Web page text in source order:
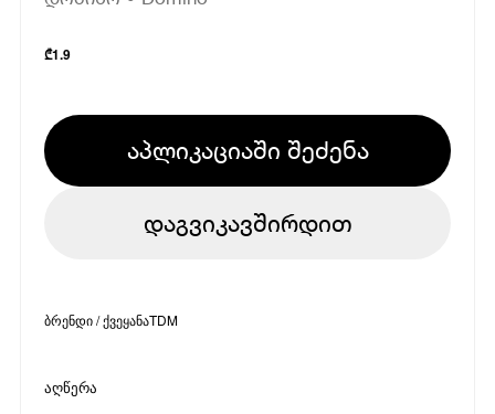
₾1.9
აპლიკაციაში შეძენა
დაგვიკავშირდით
ბრენდი / ქვეყანაTDM
აღწერა